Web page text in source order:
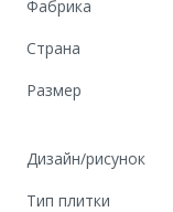
Фабрика
Страна
Размер
Дизайн/рисунок
Тип плитки